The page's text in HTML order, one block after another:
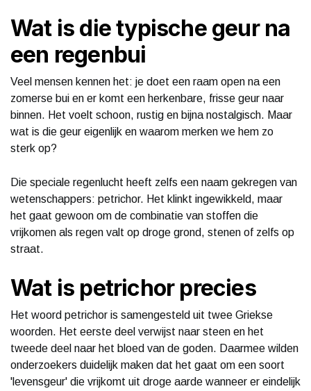
Wat is die typische geur na
een regenbui
Veel mensen kennen het: je doet een raam open na een
zomerse bui en er komt een herkenbare, frisse geur naar
binnen. Het voelt schoon, rustig en bijna nostalgisch. Maar
wat is die geur eigenlijk en waarom merken we hem zo
sterk op?
Die speciale regenlucht heeft zelfs een naam gekregen van
wetenschappers: petrichor. Het klinkt ingewikkeld, maar
het gaat gewoon om de combinatie van stoffen die
vrijkomen als regen valt op droge grond, stenen of zelfs op
straat.
Wat is petrichor precies
Het woord petrichor is samengesteld uit twee Griekse
woorden. Het eerste deel verwijst naar steen en het
tweede deel naar het bloed van de goden. Daarmee wilden
onderzoekers duidelijk maken dat het gaat om een soort
'levensgeur' die vrijkomt uit droge aarde wanneer er eindelijk